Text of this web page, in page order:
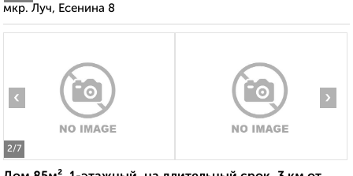
мкр. Луч, Есенина 8
2/7
‹ ›